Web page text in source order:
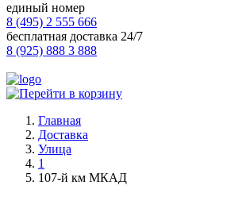
единый номер
8 (495) 2 555 666
бесплатная доставка 24/7
8 (925) 888 3 888
Главная
Доставка
Улица
1
107-й км МКАД